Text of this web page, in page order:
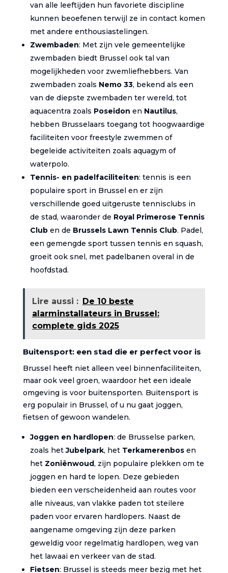
van alle leeftijden hun favoriete discipline
kunnen beoefenen terwijl ze in contact komen
met andere enthousiastelingen.
Zwembaden: Met zijn vele gemeentelijke
zwembaden biedt Brussel ook tal van
mogelijkheden voor zwemliefhebbers. Van
zwembaden zoals Nemo 33, bekend als een
van de diepste zwembaden ter wereld, tot
aquacentra zoals Poseidon en Nautilus,
hebben Brusselaars toegang tot hoogwaardige
faciliteiten voor freestyle zwemmen of
begeleide activiteiten zoals aquagym of
waterpolo.
Tennis- en padelfaciliteiten: tennis is een
populaire sport in Brussel en er zijn
verschillende goed uitgeruste tennisclubs in
de stad, waaronder de Royal Primerose Tennis
Cluben de Brussels Lawn Tennis Club. Padel,
een gemengde sport tussen tennis en squash,
groeit ook snel, met padelbanen overal in de
hoofdstad.
Lire aussi : De 10 beste
alarminstallateurs in Brussel:
complete gids 2025
Buitensport: een stad die er perfect voor is
Brussel heeft niet alleen veel binnenfaciliteiten,
maar ook veel groen, waardoor het een ideale
omgeving is voor buitensporten. Buitensport is
erg populair in Brussel, of u nu gaat joggen,
fietsen of gewoon wandelen.
Joggen en hardlopen: de Brusselse parken,
zoals hetJubelpark, het Terkamerenbosen
het Zoniënwoud, zijn populaire plekken om te
joggen en hard te lopen. Deze gebieden
bieden een verscheidenheid aan routes voor
alle niveaus, van vlakke paden tot steilere
paden voor ervaren hardlopers. Naast de
aangename omgeving zijn deze parken
geweldig voor regelmatig hardlopen, weg van
het lawaai en verkeer van de stad.
Fietsen: Brussel is steeds meer bezig met het